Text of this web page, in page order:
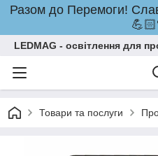
Разом до Перемоги!
LEDMAG - освітлення для
Товари та послуги